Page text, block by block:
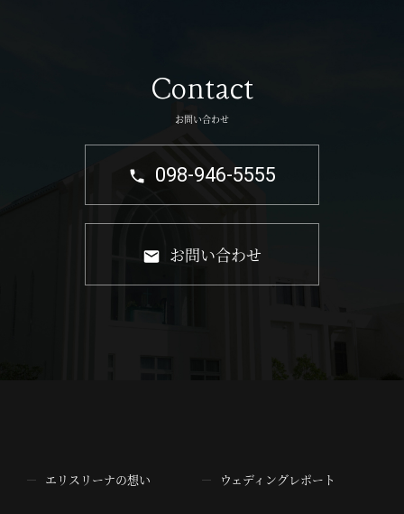
Contact
お問い合わせ
098-946-5555
お問い合わせ
エリスリーナの想い ウェディングレポート